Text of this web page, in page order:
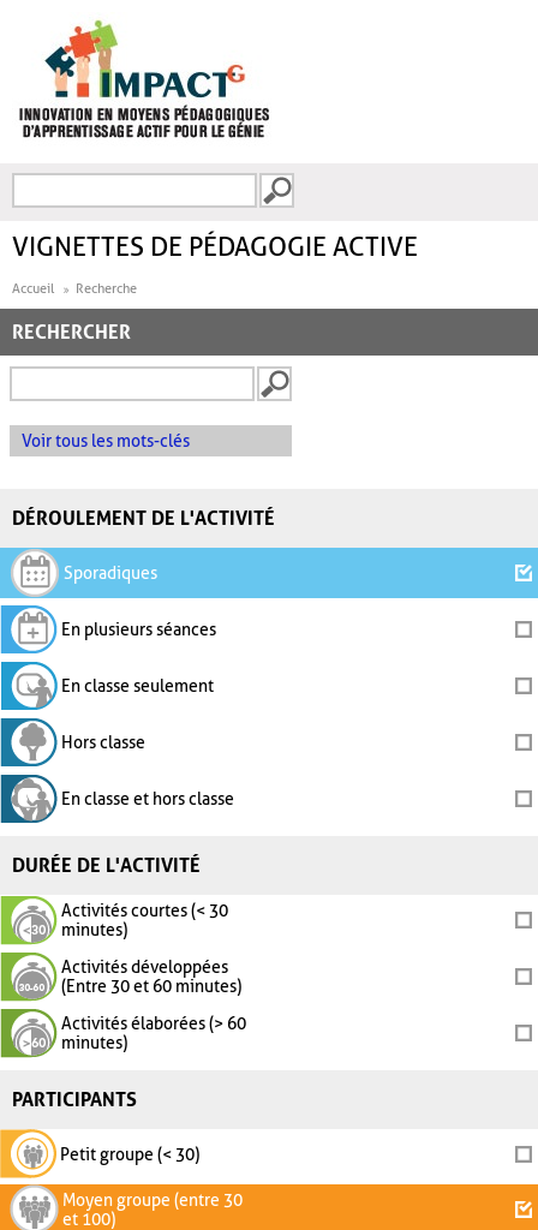
FORMULAIRE DE
VIGNETTES DE PÉDAGOGIE ACTIVE
Accueil Recherche
RECHERCHER
Voir tous les mots-clés
DÉROULEMENT DE L'ACTIVITÉ
Sporadiques
En plusieurs séances
En classe seulement
Hors classe
En classe et hors classe
DURÉE DE L'ACTIVITÉ
Activités courtes (< 30
minutes)
Activités développées
(Entre 30 et 60 minutes)
Activités élaborées (> 60
minutes)
PARTICIPANTS
Petit groupe (< 30)
Moyen groupe (entre 30
et 100)